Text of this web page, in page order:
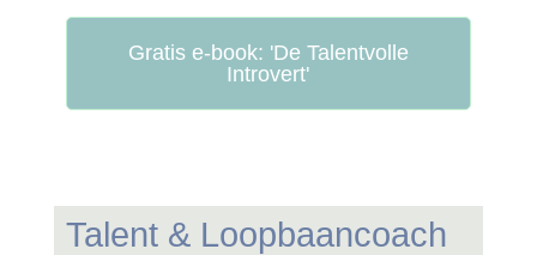
Gratis e-book: 'De Talentvolle
Introvert'
Talent & Loopbaancoach